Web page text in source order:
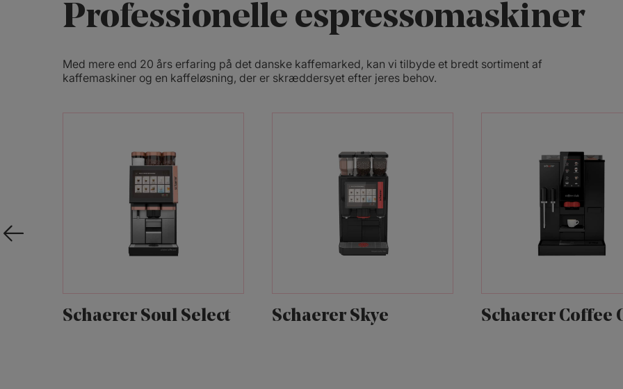
Professionelle espressomaskiner
Med mere end 20 års erfaring på det danske kaffemarked, kan vi tilbyde et bredt sortiment af
kaffemaskiner og en kaffeløsning, der er skræddersyet efter jeres behov.
Schaerer Soul Select Schaerer Skye Schaerer Coffee